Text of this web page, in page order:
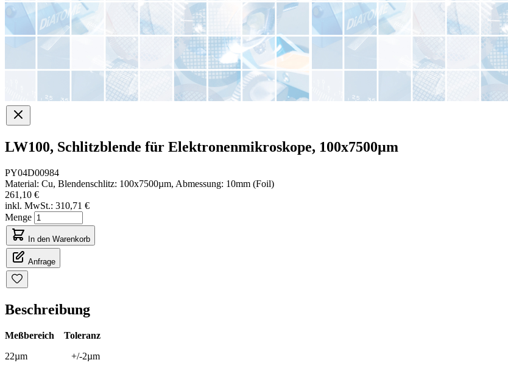
LW100, Schlitzblende für Elektronenmikroskope, 100x7500µm
PY04D00984
Material: Cu, Blendenschlitz: 100x7500µm, Abmessung: 10mm (Foil)
261,10 €
inkl. MwSt.: 310,71 €
Menge
In den Warenkorb
Anfrage
Beschreibung
Meßbereich Toleranz
22µm +/-2µm